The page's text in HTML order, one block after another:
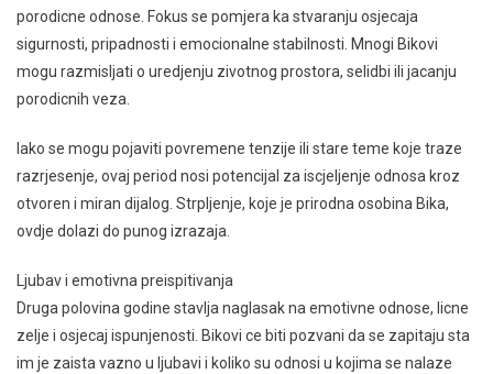
porodicne odnose. Fokus se pomjera ka stvaranju osjecaja
sigurnosti, pripadnosti i emocionalne stabilnosti. Mnogi Bikovi
mogu razmisljati o uredjenju zivotnog prostora, selidbi ili jacanju
porodicnih veza.
Iako se mogu pojaviti povremene tenzije ili stare teme koje traze
razrjesenje, ovaj period nosi potencijal za iscjeljenje odnosa kroz
otvoren i miran dijalog. Strpljenje, koje je prirodna osobina Bika,
ovdje dolazi do punog izrazaja.
Ljubav i emotivna preispitivanja
Druga polovina godine stavlja naglasak na emotivne odnose, licne
zelje i osjecaj ispunjenosti. Bikovi ce biti pozvani da se zapitaju sta
im je zaista vazno u ljubavi i koliko su odnosi u kojima se nalaze